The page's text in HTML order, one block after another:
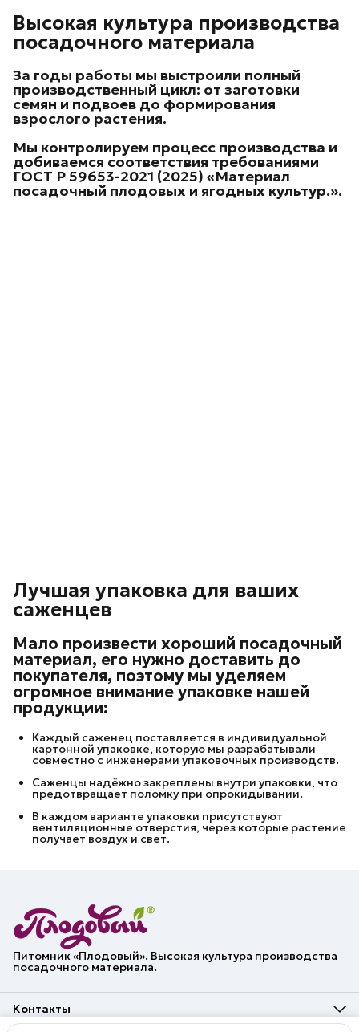
Высокая культура производства
посадочного материала
За годы работы мы выстроили полный
производственный цикл: от заготовки
семян и подвоев до формирования
взрослого растения.
Мы контролируем процесс производства и
добиваемся соответствия требованиями
ГОСТ Р 59653-2021 (2025) «Материал
посадочный плодовых и ягодных культур.».
Лучшая упаковка для ваших
саженцев
Мало произвести хороший посадочный
материал, его нужно доставить до
покупателя, поэтому мы уделяем
огромное внимание упаковке нашей
продукции:
Каждый саженец поставляется в индивидуальной
картонной упаковке, которую мы разрабатывали
совместно с инженерами упаковочных производств.
Саженцы надёжно закреплены внутри упаковки, что
предотвращает поломку при опрокидывании.
В каждом варианте упаковки присутствуют
вентиляционные отверстия, через которые растение
получает воздух и свет.
Питомник «Плодовый». Высокая культура производства
посадочного материала.
Контакты
Адрес